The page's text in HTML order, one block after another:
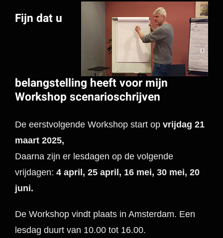
Fijn dat u
belangstelling heeft voor mijn
Workshop scenarioschrijven
De eerstvolgende Workshop start op vrijdag 21
maart 2025,
Daarna zijn er lesdagen op de volgende
vrijdagen: 4 april, 25 april, 16 mei, 30 mei, 20
juni.
De Workshop vindt plaats in Amsterdam. Een
lesdag duurt van 10.00 tot 16.00.